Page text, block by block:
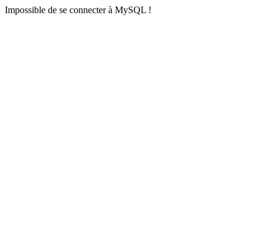
Impossible de se connecter à MySQL !